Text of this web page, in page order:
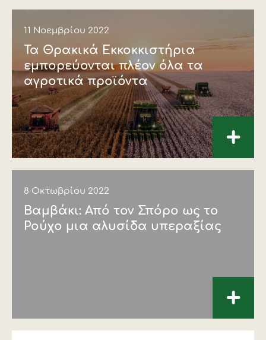
11 Νοεμβρίου 2022
Τα Θρακικά Εκκοκκιστήρια
εμπορεύονται πλέον όλα τα
αγροτικά προϊόντα
+
8 Οκτωβρίου 2022
Βαμβάκι: Από τον Σπόρο ως το
Ρούχο μια αλυσίδα υπεραξίας
+